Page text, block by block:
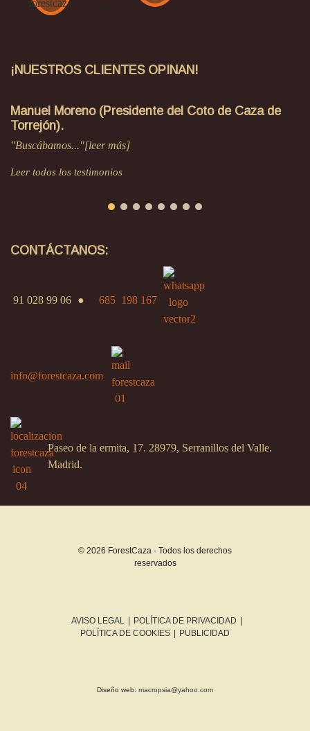
¡NUESTROS CLIENTES OPINAN!
Manuel Moreno (Presidente del Coto de Caza de
Torrejón).
"Buscábamos..."[leer más]
Leer todos los testimonios
CONTÁCTANOS:
91 028 99 06 ● 685 198 167
info@forestcaza.com
Paseo de la ermita, 17. 28979, Serranillos del Valle.
Madrid.
© 2026 ForestCaza - Todos los derechos
reservados
AVISO LEGAL | POLÍTICA DE PRIVACIDAD |
POLÍTICA DE COOKIES | PUBLICIDAD
Diseño web: macropsia@yahoo.com